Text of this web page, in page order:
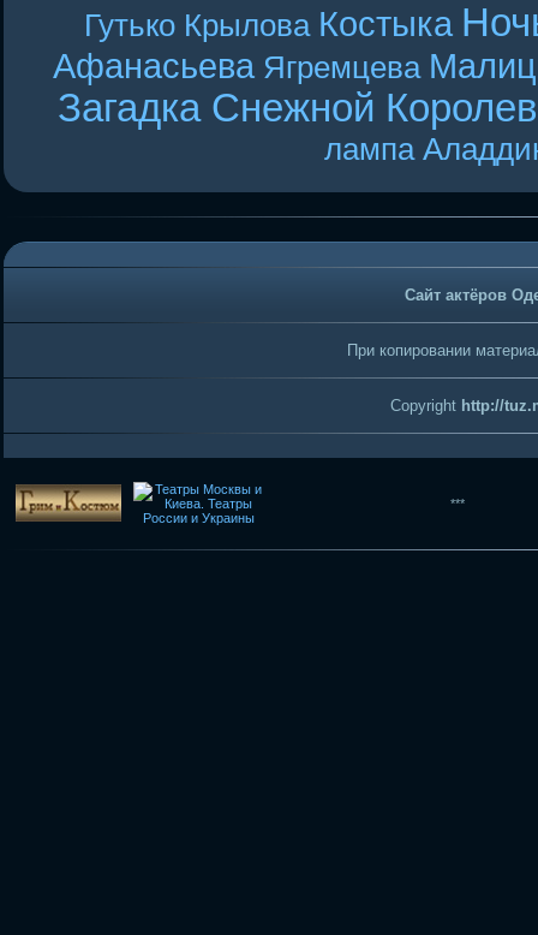
Гутько Крылова Костыка
Афанасьева Ягремцева
Загадка Снежной
лампа
Сайт актёров
При копировании
Copyright http://
***